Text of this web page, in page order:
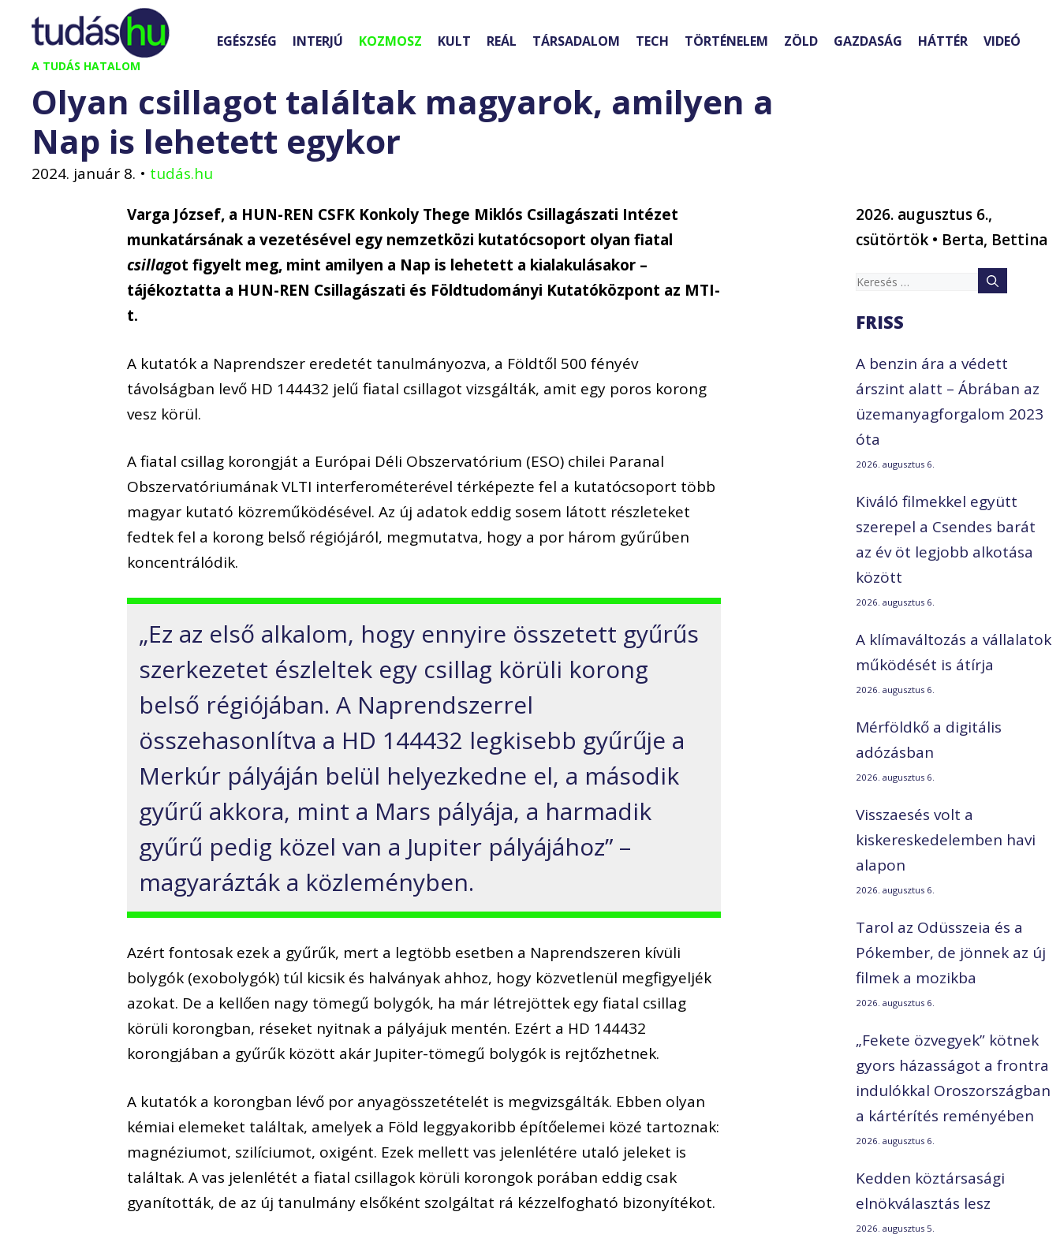
Kilépés
tartalomba
A TUDÁS HATALOM
EGÉSZSÉG INTERJÚ KOZMOSZ KULT REÁL TÁRSADALOM TECH TÖRTÉNELEM ZÖLD GAZDASÁG HÁTTÉR VIDEÓ
Olyan csillagot találtak magyarok, amilyen a
Nap is lehetett egykor
2024. január 8. • tudás.hu
Varga József, a HUN-REN CSFK Konkoly Thege Miklós Csillagászati Intézet
munkatársának a vezetésével egy nemzetközi kutatócsoport olyan fiatal
csillagot figyelt meg, mint amilyen a Nap is lehetett a kialakulásakor –
tájékoztatta a HUN-REN Csillagászati és Földtudományi Kutatóközpont az MTI-
t.
A kutatók a Naprendszer eredetét tanulmányozva, a Földtől 500 fényév
távolságban levő HD 144432 jelű fiatal csillagot vizsgálták, amit egy poros korong
vesz körül.
A fiatal csillag korongját a Európai Déli Obszervatórium (ESO) chilei Paranal
Obszervatóriumának VLTI interferométerével térképezte fel a kutatócsoport több
magyar kutató közreműködésével. Az új adatok eddig sosem látott részleteket
fedtek fel a korong belső régiójáról, megmutatva, hogy a por három gyűrűben
koncentrálódik.
„Ez az első alkalom, hogy ennyire összetett gyűrűs
szerkezetet észleltek egy csillag körüli korong
belső régiójában. A Naprendszerrel
összehasonlítva a HD 144432 legkisebb gyűrűje a
Merkúr pályáján belül helyezkedne el, a második
gyűrű akkora, mint a Mars pályája, a harmadik
gyűrű pedig közel van a Jupiter pályájához” –
magyarázták a közleményben.
Azért fontosak ezek a gyűrűk, mert a legtöbb esetben a Naprendszeren kívüli
bolygók (exobolygók) túl kicsik és halványak ahhoz, hogy közvetlenül megfigyeljék
azokat. De a kellően nagy tömegű bolygók, ha már létrejöttek egy fiatal csillag
körüli korongban, réseket nyitnak a pályájuk mentén. Ezért a HD 144432
korongjában a gyűrűk között akár Jupiter-tömegű bolygók is rejtőzhetnek.
A kutatók a korongban lévő por anyagösszetételét is megvizsgálták. Ebben olyan
kémiai elemeket találtak, amelyek a Föld leggyakoribb építőelemei közé tartoznak:
magnéziumot, szilíciumot, oxigént. Ezek mellett vas jelenlétére utaló jeleket is
találtak. A vas jelenlétét a fiatal csillagok körüli korongok porában eddig csak
gyanították, de az új tanulmány elsőként szolgáltat rá kézzelfogható bizonyítékot.
2026. augusztus 6.,
csütörtök • Berta, Bettina
Keresés:
FRISS
A benzin ára a védett
árszint alatt – Ábrában az
üzemanyagforgalom 2023
óta
2026. augusztus 6.
Kiváló filmekkel együtt
szerepel a Csendes barát
az év öt legjobb alkotása
között
2026. augusztus 6.
A klímaváltozás a vállalatok
működését is átírja
2026. augusztus 6.
Mérföldkő a digitális
adózásban
2026. augusztus 6.
Visszaesés volt a
kiskereskedelemben havi
alapon
2026. augusztus 6.
Tarol az Odüsszeia és a
Pókember, de jönnek az új
filmek a mozikba
2026. augusztus 6.
„Fekete özvegyek” kötnek
gyors házasságot a frontra
indulókkal Oroszországban
a kártérítés reményében
2026. augusztus 6.
Kedden köztársasági
elnökválasztás lesz
2026. augusztus 5.